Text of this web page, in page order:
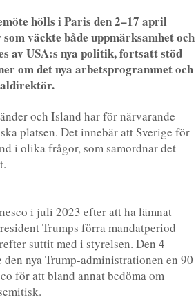
hölls i Paris den 2–17 april
väckte både uppmärksamhet och
av USA:s nya politik, fortsatt stöd
om det nya arbetsprogrammet och
och Island har för närvarande
platsen. Det innebär att Sverige för
i olika frågor, som samordnar det
i juli 2023 efter att ha lämnat
Trumps förra mandatperiod
suttit med i styrelsen. Den 4
nya Trump-administrationen en 90
för att bland annat bedöma om